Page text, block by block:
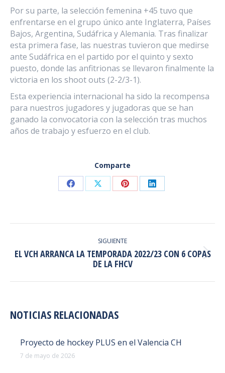
Por su parte, la selección femenina +45 tuvo que
enfrentarse en el grupo único ante Inglaterra, Países
Bajos, Argentina, Sudáfrica y Alemania. Tras finalizar
esta primera fase, las nuestras tuvieron que medirse
ante Sudáfrica en el partido por el quinto y sexto
puesto, donde las anfitrionas se llevaron finalmente la
victoria en los shoot outs (2-2/3-1).
Esta experiencia internacional ha sido la recompensa
para nuestros jugadores y jugadoras que se han
ganado la convocatoria con la selección tras muchos
años de trabajo y esfuerzo en el club.
Comparte
Share
Facebook
Share
X
Share
Pinterest
Share
LinkedIn
PUBLICACIONES
SIGUIENTE
Publicación
siguiente:
EL VCH ARRANCA LA TEMPORADA 2022/23 CON 6 COPAS
DE LA FHCV
NOTICIAS RELACIONADAS
Proyecto de hockey PLUS en el Valencia CH
7 de mayo de 2026